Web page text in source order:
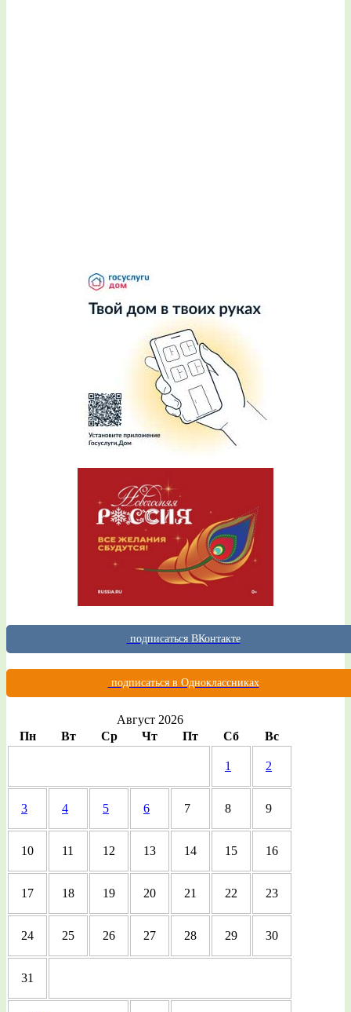
подписаться ВКонтакте
подписаться в Одноклассниках
Август 2026
Пн
Вт Ср Чт Пт Сб Вс
1 2
3 4 5 6 7 8 9
10 11 12 13 14 15 16
17 18 19 20 21 22 23
24 25 26 27 28 29 30
31